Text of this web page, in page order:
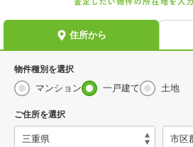
物件種別を選択
マンション 一戸建て 土地
ご住所を選択